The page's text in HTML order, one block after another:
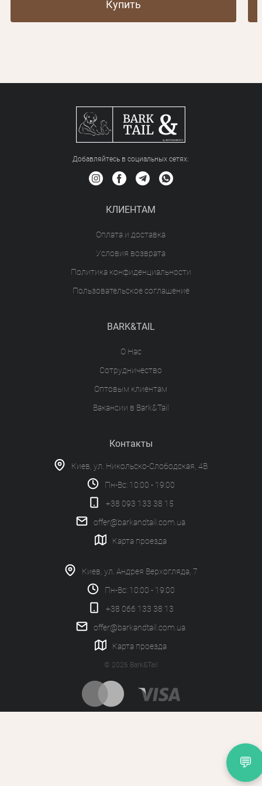
Купить
Добавляйтесь в социальных сетяx:
КЛИЕНТАМ
Оплата и доставка
Условия возврата
Политика конфиденциальности
Пользовательское соглашение
BARK&TAIL
О Нас
Сотрудничество
Оптовым клиентам
Вакансии в Bark&Tail
Контакты
Киев, ул. Никольско-Слободская, 4В
Пн-Вс: 10:00 - 19:00
+38 093 133 38 15
offer@barkandtail.com.ua
Карта проезда
Киев, ул. Андрея Верхогляда, 7
Пн-Вс: 10:00 - 19:00
+38 066 133 38 13
offer@barkandtail.com.ua
Карта проезда
© 2026 Bark&Tail
💬